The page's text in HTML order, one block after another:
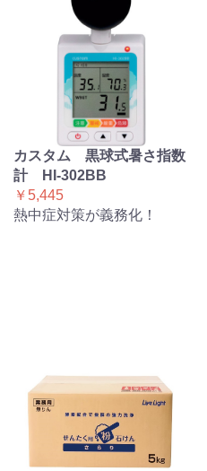
カスタム 黒球式暑さ指数
計 HI-302BB
￥5,445
熱中症対策が義務化！